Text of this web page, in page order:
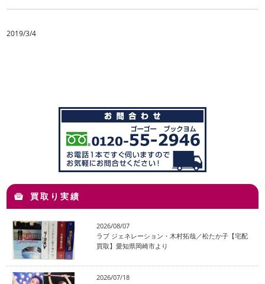
2019/3/4
買取り実績
2026/08/07
ラブ ジェネレーション・木村拓哉／松たか子【宅配
買取】愛知県岡崎市より
2026/07/18